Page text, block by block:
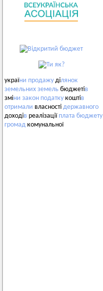
україни продажу ділянок
земельних земель бюджетів
зміни закон податку коштів
отримали власності державного
доходів реалізації плата бюджету
громад комунальної